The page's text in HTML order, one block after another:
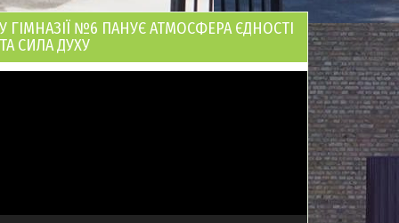
У ГІМНАЗІЇ №6 ПАНУЄ АТМОСФЕРА ЄДНОСТІ
ТА СИЛА ДУХУ